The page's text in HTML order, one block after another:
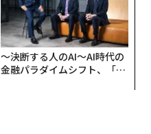
〜決断する人のAI〜AI時代の
金融パラダイムシフト、「超